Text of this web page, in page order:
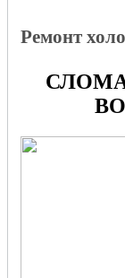
Ремонт